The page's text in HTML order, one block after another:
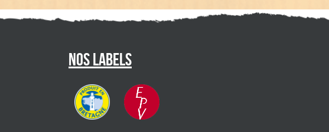
Nos labels